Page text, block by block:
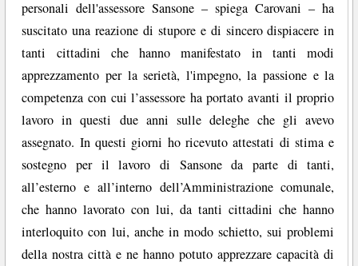
personali dell'assessore Sansone – spiega Carovani – ha
suscitato una reazione di stupore e di sincero dispiacere in
tanti cittadini che hanno manifestato in tanti modi
apprezzamento per la serietà, l'impegno, la passione e la
competenza con cui l’assessore ha portato avanti il proprio
lavoro in questi due anni sulle deleghe che gli avevo
assegnato. In questi giorni ho ricevuto attestati di stima e
sostegno per il lavoro di Sansone da parte di tanti,
all’esterno e all’interno dell’Amministrazione comunale,
che hanno lavorato con lui, da tanti cittadini che hanno
interloquito con lui, anche in modo schietto, sui problemi
della nostra città e ne hanno potuto apprezzare capacità di